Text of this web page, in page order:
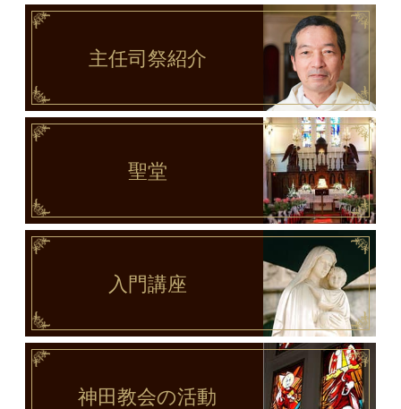
主任司祭紹介
聖堂
入門講座
神田教会の活動